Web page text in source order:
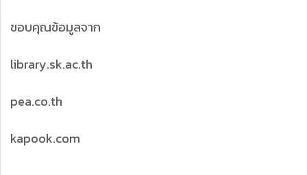
ขอบคุณข้อมูลจาก
library.sk.ac.th
pea.co.th
kapook.com